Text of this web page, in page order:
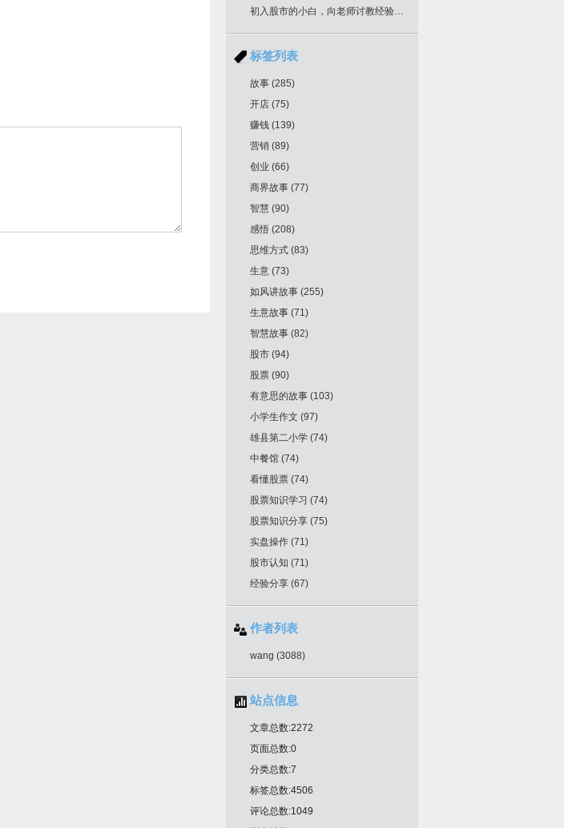
初入股市的小白，向老师讨教经验！收藏了
标签列表
故事 (285)
开店 (75)
赚钱 (139)
营销 (89)
创业 (66)
商界故事 (77)
智慧 (90)
感悟 (208)
思维方式 (83)
生意 (73)
如风讲故事 (255)
生意故事 (71)
智慧故事 (82)
股市 (94)
股票 (90)
有意思的故事 (103)
小学生作文 (97)
雄县第二小学 (74)
中餐馆 (74)
看懂股票 (74)
股票知识学习 (74)
股票知识分享 (75)
实盘操作 (71)
股市认知 (71)
经验分享 (67)
作者列表
wang (3088)
站点信息
文章总数:2272
页面总数:0
分类总数:7
标签总数:4506
评论总数:1049